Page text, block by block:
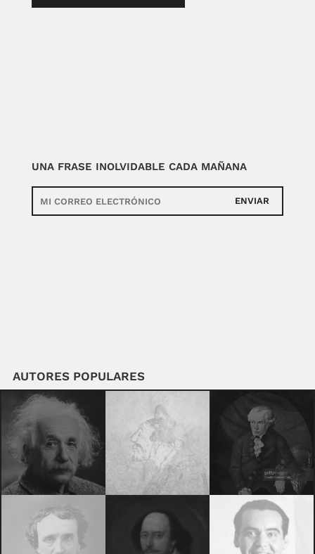
UNA FRASE INOLVIDABLE CADA MAÑANA
ENVIAR
AUTORES POPULARES